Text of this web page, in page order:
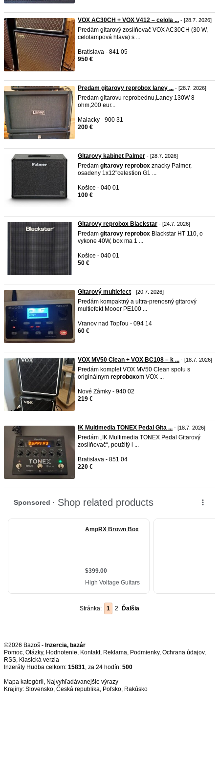
VOX AC30CH + VOX V412 – celola ... - [28.7. 2026]
Predám gitarový zosilňovač VOX AC30CH (30 W,
celolampová hlava) s ...
Bratislava - 841 05
950 €
Predam gitarovy reprobox laney ... - [28.7. 2026]
Predam gitarovu reprobednu,Laney 130W 8
ohm,200 eur...
Malacky - 900 31
200 €
Gitarovy kabinet Palmer - [28.7. 2026]
Predam gitarovy reprobox znacky Palmer,
osadeny 1x12"celestion G1 ...
Košice - 040 01
100 €
Gitarovy reprobox Blackstar - [24.7. 2026]
Predam gitarovy reprobox Blackstar HT 110, o
vykone 40W, box ma 1 ...
Košice - 040 01
50 €
Gitarový multiefect - [20.7. 2026]
Predám kompaktný a ultra-prenosný gitarový
multiefekt Mooer PE100 ...
Vranov nad Topľou - 094 14
60 €
VOX MV50 Clean + VOX BC108 – k ... - [18.7. 2026]
Predám komplet VOX MV50 Clean spolu s
originálnym reproboxom VOX ...
Nové Zámky - 940 02
219 €
IK Multimedia TONEX Pedal Gita ... - [18.7. 2026]
Predám „IK Multimedia TONEX Pedal Gitarový
zosilňovač“, použitý l ...
Bratislava - 851 04
220 €
Stránka: 1 2 Ďalšia
©2026 Bazoš - Inzercia, bazár
Pomoc, Otázky, Hodnotenie, Kontakt, Reklama, Podmienky, Ochrana údajov,
RSS,
Inzeráty Hudba celkom: 15831, za 24 hodín: 500
Mapa kategórií, Najvyhľadávanejšie výrazy
Krajiny: Slovensko, Česká republika, Poľsko, Rakúsko